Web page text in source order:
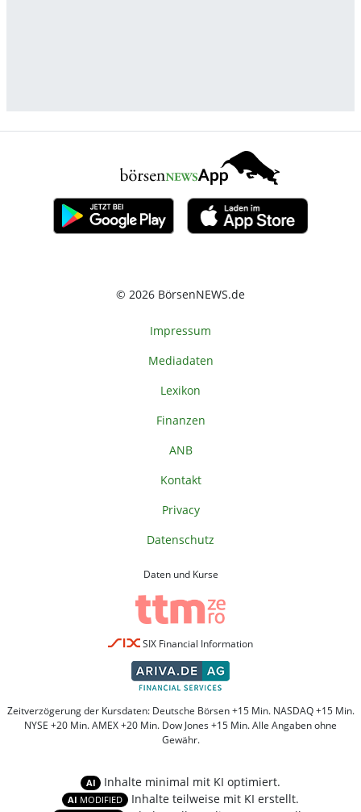
© 2026 BörsenNEWS.de
Impressum
Mediadaten
Lexikon
Finanzen
ANB
Kontakt
Privacy
Datenschutz
Daten und Kurse
SIX Financial Information
Zeitverzögerung der Kursdaten: Deutsche Börsen +15 Min. NASDAQ +15 Min.
NYSE +20 Min. AMEX +20 Min. Dow Jones +15 Min. Alle Angaben ohne
Gewähr.
AI Inhalte minimal mit KI optimiert.
AI MODIFIED Inhalte teilweise mit KI erstellt.